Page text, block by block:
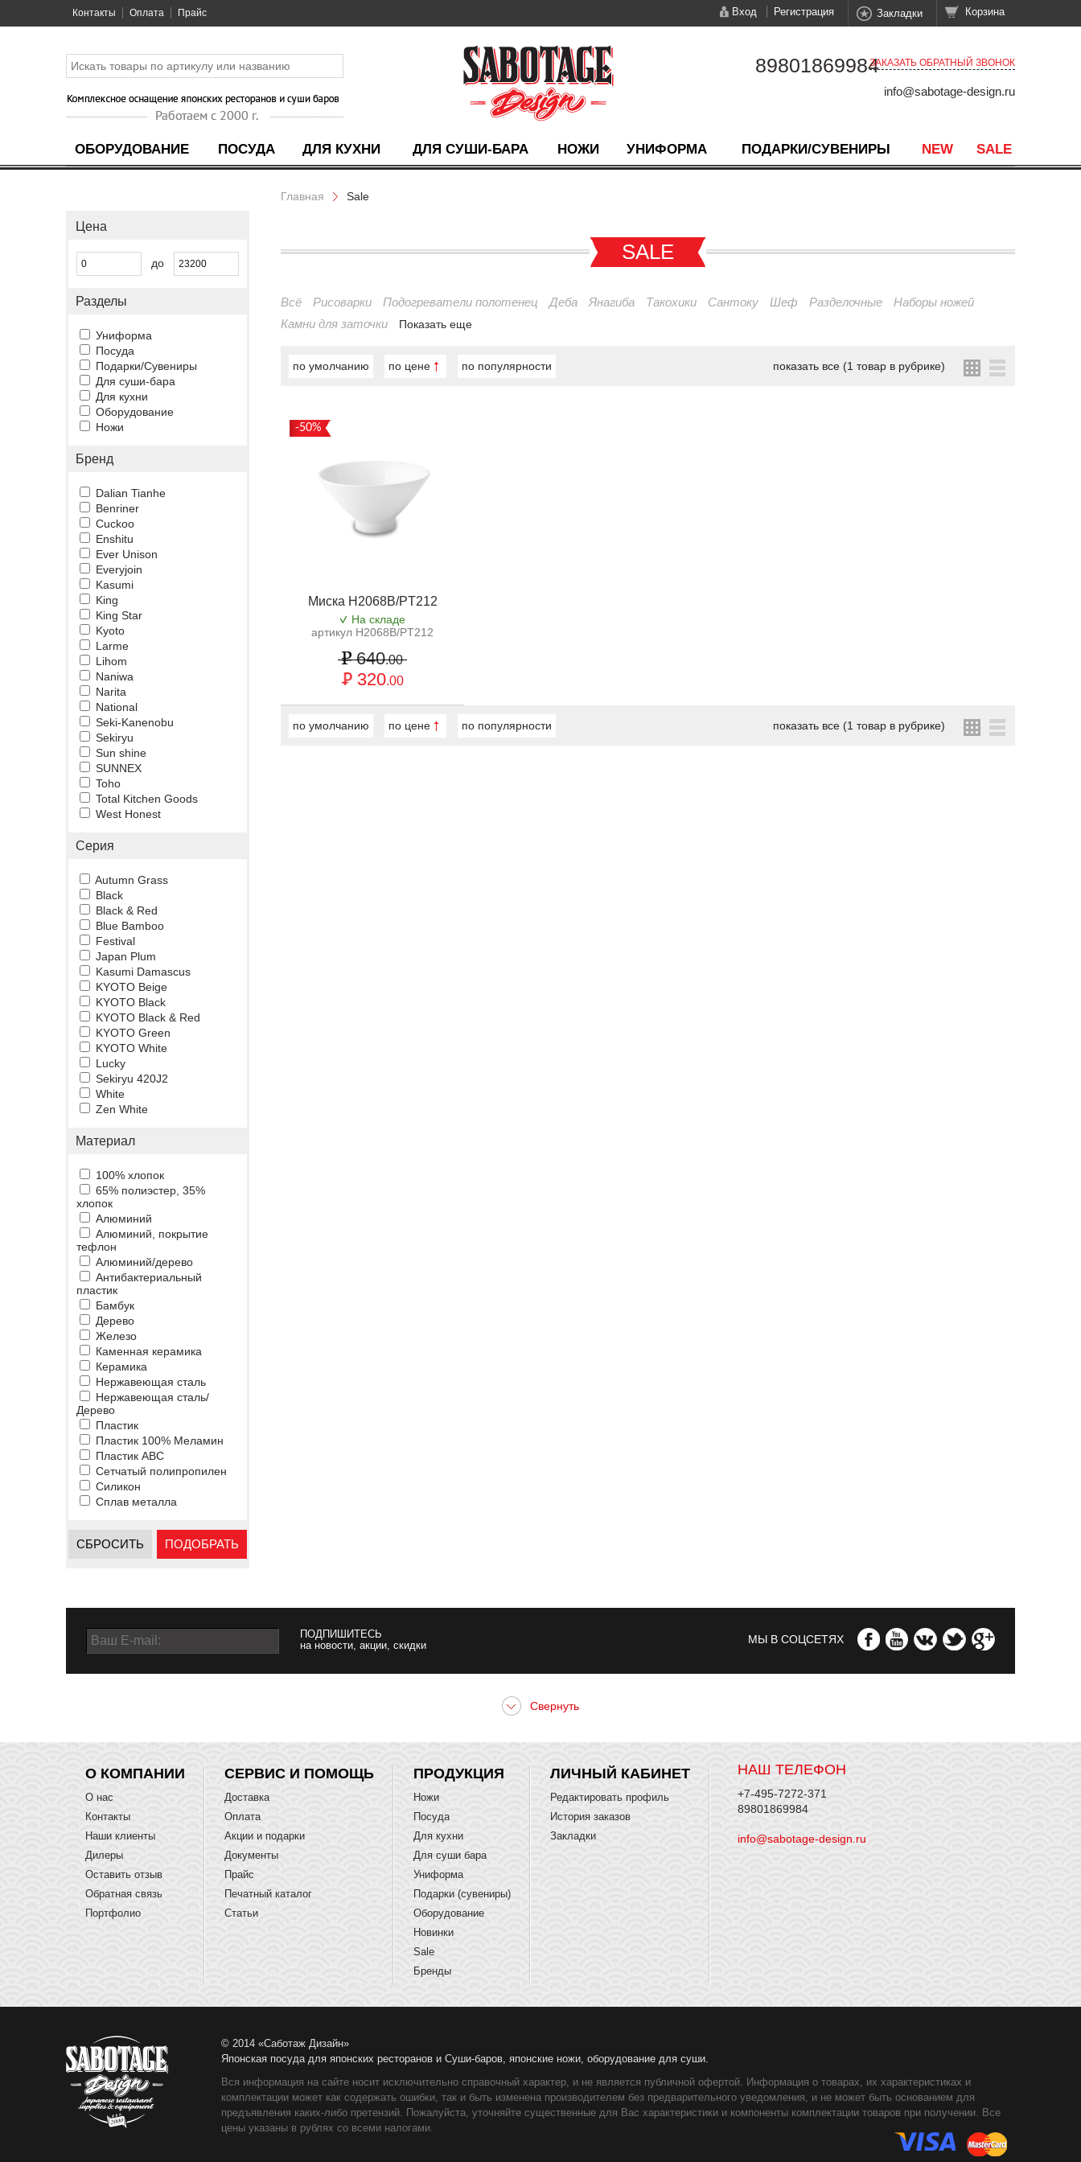
Контакты Оплата Прайс Вход Регистрация Закладки Корзина
ОБОРУДОВАНИЕ ПОСУДА ДЛЯ КУХНИ ДЛЯ СУШИ-БАРА НОЖИ УНИФОРМА ПОДАРКИ/СУВЕНИРЫ NEW SALE
89801869984ЗАКАЗАТЬ ОБРАТНЫЙ ЗВОНОК
info@sabotage-design.ru
Цена
до
Разделы
Униформа
Посуда
Подарки/Сувениры
Для суши-бара
Для кухни
Оборудование
Ножи
Бренд
Dalian Tianhe
Benriner
Cuckoo
Enshitu
Ever Unison
Everyjoin
Kasumi
King
King Star
Kyoto
Larme
Lihom
Naniwa
Narita
National
Seki-Kanenobu
Sekiryu
Sun shine
SUNNEX
Toho
Total Kitchen Goods
West Honest
Серия
Autumn Grass
Black
Black & Red
Blue Bamboo
Festival
Japan Plum
Kasumi Damascus
KYOTO Beige
KYOTO Black
KYOTO Black & Red
KYOTO Green
KYOTO White
Lucky
Sekiryu 420J2
White
Zen White
Материал
100% хлопок
65% полиэстер, 35%
хлопок
Алюминий
Алюминий, покрытие
тефлон
Алюминий/дерево
Антибактериальный
пластик
Бамбук
Дерево
Железо
Каменная керамика
Керамика
Нержавеющая сталь
Нержавеющая сталь/
Дерево
Пластик
Пластик 100% Меламин
Пластик ABC
Сетчатый полипропилен
Силикон
Сплав металла
СБРОСИТЬ ПОДОБРАТЬ
Главная Sale
SALE
Всё Рисоварки Подогреватели полотенец Деба Янагиба Такохики Сантоку Шеф Разделочные
Наборы ножей
Камни для заточки
Показать еще
по умолчанию по цене по популярности показать все (1 товар в рубрике)
-50%
Миска H2068B/PT212
На складе
артикул H2068B/PT212
640.00
320.00
по умолчанию по цене по популярности показать все (1 товар в рубрике)
ПОДПИШИТЕСЬ
на новости, акции, скидки
МЫ В СОЦСЕТЯХ
НАШ ТЕЛЕФОН
+7-495-7272-371
89801869984
info@sabotage-design.ru
О КОМПАНИИ
О нас
Контакты
Наши клиенты
Дилеры
Оставить отзыв
Обратная связь
Портфолио
СЕРВИС И ПОМОЩЬ
Доставка
Оплата
Акции и подарки
Документы
Прайс
Печатный каталог
Статьи
ПРОДУКЦИЯ
Ножи
Посуда
Для кухни
Для суши бара
Униформа
Подарки (сувениры)
Оборудование
Новинки
Sale
Бренды
ЛИЧНЫЙ КАБИНЕТ
Редактировать профиль
История заказов
Закладки
© 2014 «Саботаж Дизайн»
Японская посуда для японских ресторанов и Суши-баров, японские ножи, оборудование для суши.
Вся информация на сайте носит исключительно справочный характер, и не является публичной офертой. Информация о товарах, их характеристиках и
комплектации может как содержать ошибки, так и быть изменена производителем без предварительного уведомления, и не может быть основанием для
предъявления каких-либо претензий. Пожалуйста, уточняйте существенные для Вас характеристики и компоненты комплектации товаров при получении. Все
цены указаны в рублях со всеми налогами.